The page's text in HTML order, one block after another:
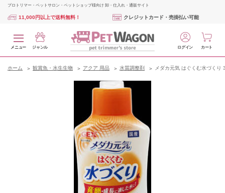
プロトリマー・ペットサロン・ペットショップ様向け 卸・仕入れ・通販サイト
11,000円以上で送料無料！ クレジットカード・売掛払い可能
メニュー ジャンル ログイン カート
ホーム 観賞魚・水生生物 アクア 用品 水質調整剤 メダカ元気 はぐくむ水づくり